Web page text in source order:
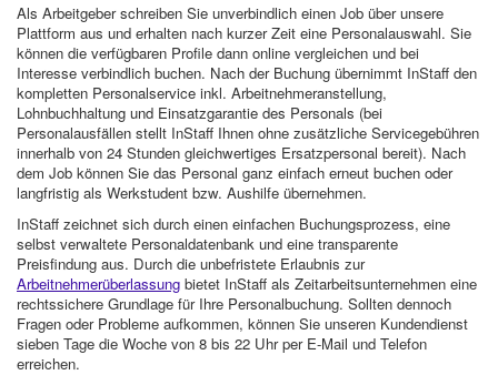
Als Arbeitgeber schreiben Sie unverbindlich einen Job über unsere
Plattform aus und erhalten nach kurzer Zeit eine Personalauswahl. Sie
können die verfügbaren Profile dann online vergleichen und bei
Interesse verbindlich buchen. Nach der Buchung übernimmt InStaff den
kompletten Personalservice inkl. Arbeitnehmeranstellung,
Lohnbuchhaltung und Einsatzgarantie des Personals (bei
Personalausfällen stellt InStaff Ihnen ohne zusätzliche Servicegebühren
innerhalb von 24 Stunden gleichwertiges Ersatzpersonal bereit). Nach
dem Job können Sie das Personal ganz einfach erneut buchen oder
langfristig als Werkstudent bzw. Aushilfe übernehmen.
InStaff zeichnet sich durch einen einfachen Buchungsprozess, eine
selbst verwaltete Personaldatenbank und eine transparente
Preisfindung aus. Durch die unbefristete Erlaubnis zur
Arbeitnehmerüberlassung bietet InStaff als Zeitarbeitsunternehmen eine
rechtssichere Grundlage für Ihre Personalbuchung. Sollten dennoch
Fragen oder Probleme aufkommen, können Sie unseren Kundendienst
sieben Tage die Woche von 8 bis 22 Uhr per E-Mail und Telefon
erreichen.